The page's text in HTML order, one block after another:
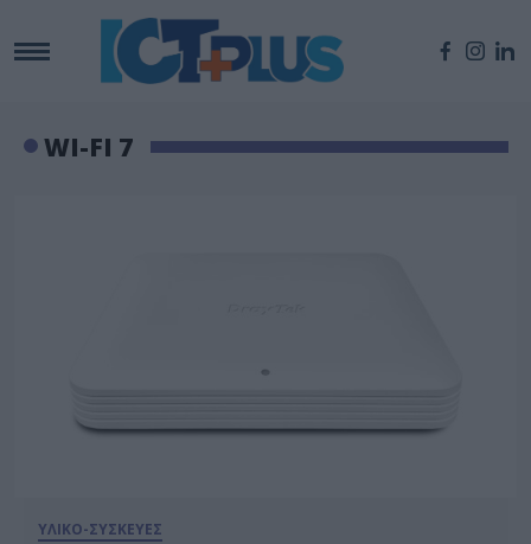
WI-FI 7
ΥΛΙΚΟ-ΣΥΣΚΕΥΕΣ